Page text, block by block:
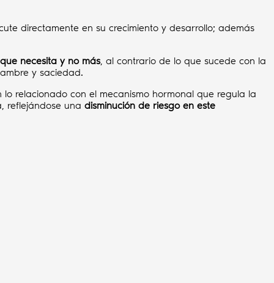
directamente en su crecimiento y desarrollo; además
necesita y no más, al contrario de lo que sucede con la
y saciedad.
relacionado con el mecanismo hormonal que regula la
reflejándose una disminución de riesgo en este